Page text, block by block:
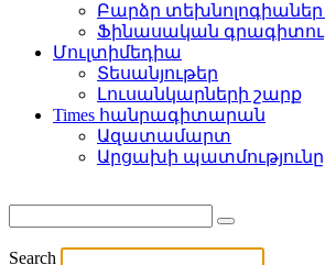
Բարձր տեխնոլոգիաներ
Ֆինասական
Մուլտիմեդիա
Տեսանյութեր
Լուսանկարների շարք
Times հանրագիտարան
Ազատամարտ
Արցախի պատմությունը
Search